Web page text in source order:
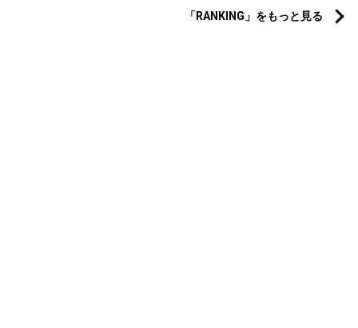
「RANKING」をもっと見る